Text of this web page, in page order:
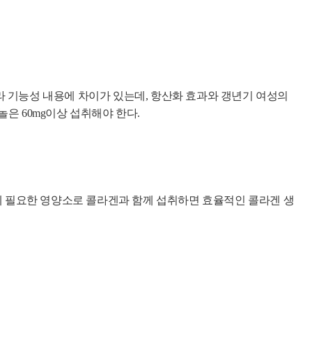
기능성 내용에 차이가 있는데, 항산화 효과와 갱년기 여성의
은 60mg이상 섭취해야 한다.
필요한 영양소로 콜라겐과 함께 섭취하면 효율적인 콜라겐 생